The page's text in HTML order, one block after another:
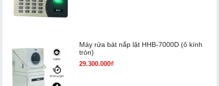
Máy rửa bát nắp lật HHB-7000D (ô kính
tròn)
29.300.000₫